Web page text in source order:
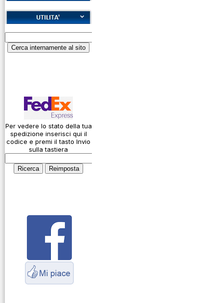
Cookies
Diritto di recesso
Garanzie
Alfabeto Fonetico
ICAO
Codice Q
Come si usa un
cavo
Connessioni
microfoniche
Cosa è l' ADS-B
antenne e cavi
Servizio
Radioelettrico
Per vedere lo stato della tua
spedizione inserisci qui il
codice e premi il tasto Invio
sulla tastiera